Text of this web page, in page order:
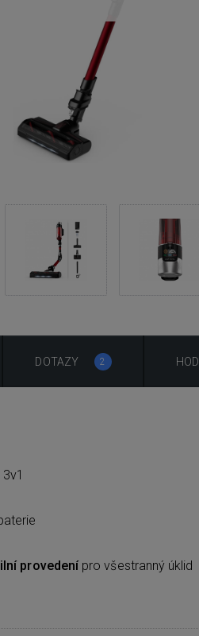
DOTAZY 2
provedenípro všestranný úklid